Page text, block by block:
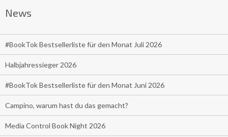
News
#BookTok Bestsellerliste für den Monat Juli 2026
Halbjahressieger 2026
#BookTok Bestsellerliste für den Monat Juni 2026
Campino, warum hast du das gemacht?
Media Control Book Night 2026